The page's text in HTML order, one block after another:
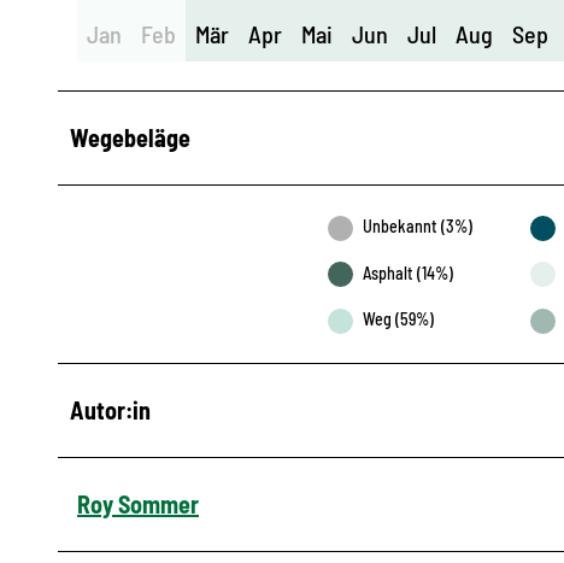
Jan Feb Mär Apr Mai Jun Jul Aug Sep
Wegebeläge
Unbekannt (3%)
Asphalt (14%)
Weg (59%)
Autor:in
Roy Sommer